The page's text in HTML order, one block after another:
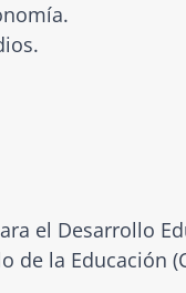
el Desarrollo
la Educación